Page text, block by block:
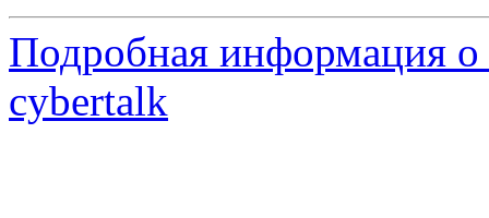
Подробная информация о
cybertalk